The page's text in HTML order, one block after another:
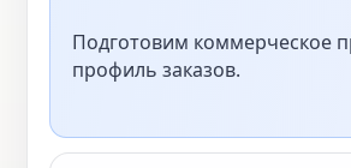
Подготовим коммерческое
профиль заказов.